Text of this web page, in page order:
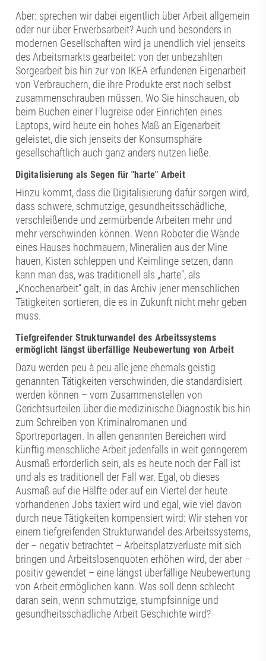
Aber: sprechen wir dabei eigentlich über Arbeit allgemein
oder nur über Erwerbsarbeit? Auch und besonders in
modernen Gesellschaften wird ja unendlich viel jenseits
des Arbeitsmarkts gearbeitet: von der unbezahlten
Sorgearbeit bis hin zur von IKEA erfundenen Eigenarbeit
von Verbrauchern, die ihre Produkte erst noch selbst
zusammenschrauben müssen. Wo Sie hinschauen, ob
beim Buchen einer Flugreise oder Einrichten eines
Laptops, wird heute ein hohes Maß an Eigenarbeit
geleistet, die sich jenseits der Konsumsphäre
gesellschaftlich auch ganz anders nutzen ließe.
Digitalisierung als Segen für "harte" Arbeit
Hinzu kommt, dass die Digitalisierung dafür sorgen wird,
dass schwere, schmutzige, gesundheitsschädliche,
verschleißende und zermürbende Arbeiten mehr und
mehr verschwinden können. Wenn Roboter die Wände
eines Hauses hochmauern, Mineralien aus der Mine
hauen, Kisten schleppen und Keimlinge setzen, dann
kann man das, was traditionell als „harte“, als
„Knochenarbeit“ galt, in das Archiv jener menschlichen
Tätigkeiten sortieren, die es in Zukunft nicht mehr geben
muss.
Tiefgreifender Strukturwandel des Arbeitssystems
ermöglicht längst überfällige Neubewertung von Arbeit
Dazu werden peu à peu alle jene ehemals geistig
genannten Tätigkeiten verschwinden, die standardisiert
werden können – vom Zusammenstellen von
Gerichtsurteilen über die medizinische Diagnostik bis hin
zum Schreiben von Kriminalromanen und
Sportreportagen. In allen genannten Bereichen wird
künftig menschliche Arbeit jedenfalls in weit geringerem
Ausmaß erforderlich sein, als es heute noch der Fall ist
und als es traditionell der Fall war. Egal, ob dieses
Ausmaß auf die Hälfte oder auf ein Viertel der heute
vorhandenen Jobs taxiert wird und egal, wie viel davon
durch neue Tätigkeiten kompensiert wird: Wir stehen vor
einem tiefgreifenden Strukturwandel des Arbeitssystems,
der – negativ betrachtet – Arbeitsplatzverluste mit sich
bringen und Arbeitslosenquoten erhöhen wird, der aber –
positiv gewendet – eine längst überfällige Neubewertung
von Arbeit ermöglichen kann. Was soll denn schlecht
daran sein, wenn schmutzige, stumpfsinnige und
gesundheitsschädliche Arbeit Geschichte wird?